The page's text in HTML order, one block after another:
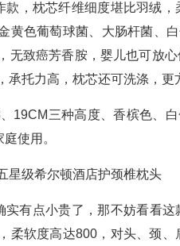
款，枕芯纤维细度堪比羽绒
黄色葡萄球菌、大肠杆菌、
无致癌芳香胺，婴儿也可放
承托力高，枕芯还可洗涤，更
19CM三种高度、香槟色、
使用。
星级希尔顿酒店护颈椎枕头
实有点小贵了，那不妨看看
柔软度高达800，对头、颈